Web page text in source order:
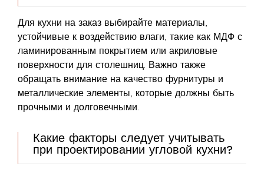
Для кухни на заказ выбирайте материалы,
устойчивые к воздействию влаги, такие как МДФ с
ламинированным покрытием или акриловые
поверхности для столешниц. Важно также
обращать внимание на качество фурнитуры и
металлические элементы, которые должны быть
прочными и долговечными.
Какие факторы следует учитывать
при проектировании угловой кухни?